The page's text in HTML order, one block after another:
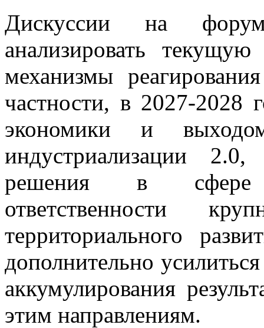
Дискуссии на
анализировать
механизмы
частности, в 2027-2028
экономики и
индустриализации
решения в сфере
ответственности
территориального
дополнительно
аккумулирования
этим направлениям.